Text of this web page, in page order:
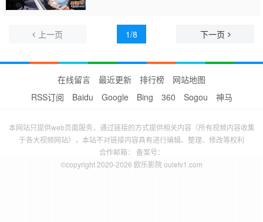
治 谷育子 石川英郎 檀臣幸 内田直哉 近藤
隆 东条加那子 阪口周平 川本克彦 樱井孝
中敦子 小山茉美 神奈延年 中村大树 家中
宏 福田信昭 楠大典 本田贵子 平
上一页 1/8 下一页
在线留言 最近更新 排行榜
网站地图
RSS订阅
Baidu Google Bing 360 Sogou 神马
本网站只提供web页面服务，通过链接的方式提供相关内容（所有视频内容收集
于各大视频网站），本站不对链接内容具有进行编辑、整理、修改等权利
合作邮箱： 备案号：
©copyright 2020-2026 欧乐影院 ouletv1.com